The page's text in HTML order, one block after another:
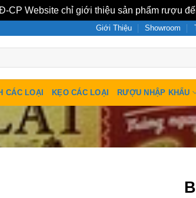
CP Website chỉ giới thiệu sản phẩm rượu
Giới Thiệu Showroom
CÁC LOẠI KẸO CÁC LOẠI RƯỢU NHẬP KHẨU